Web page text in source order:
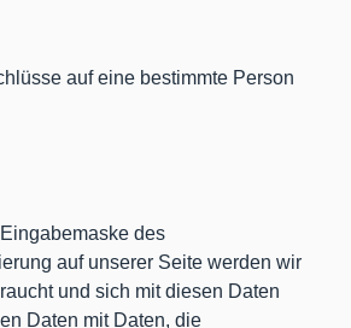
auf eine bestimmte Person
des
auf unserer Seite werden wir
und sich mit diesen Daten
Daten mit Daten, die